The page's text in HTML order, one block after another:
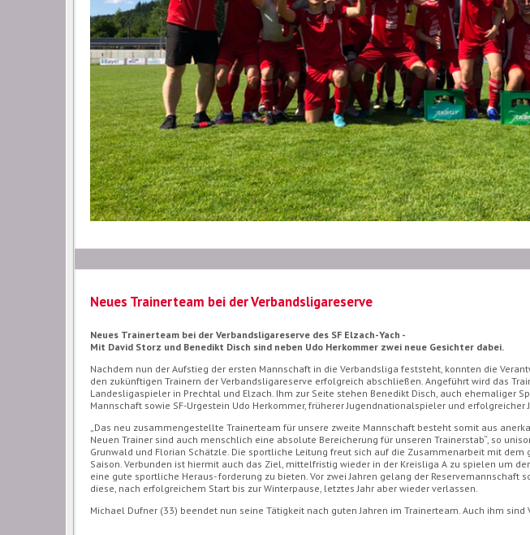
Neues Trainerteam bei der Verbandsligareserve
Neues Trainerteam bei der Verbandsligareserve des SF Elzach-Yach -
Mit David Storz und Benedikt Disch sind neben Udo Herkommer zwei neue Gesichter dabei.
Nachdem nun der Aufstieg der ersten Mannschaft in die Verbandsliga feststeht, konnten die
den zukünftigen Trainern der Verbandsligareserve erfolgreich abschließen. Angeführt wird das
Landesligaspieler in Prechtal und Elzach. Ihm zur Seite stehen Benedikt Disch, auch ehemaliger
Mannschaft sowie SF-Urgestein Udo Herkommer, früherer Jugendnationalspieler und erfolgreicher
„Das neu zusammengestellte Trainerteam für unsere zweite Mannschaft besteht somit aus
Neuen Trainer sind auch menschlich eine absolute Bereicherung für unseren Trainerstab“, so
Grunwald und Florian Schätzle. Die sportliche Leitung freut sich auf die Zusammenarbeit mit
Saison. Verbunden ist hiermit auch das Ziel, mittelfristig wieder in der Kreisliga A zu spielen um
eine gute sportliche Heraus- forderung zu bieten. Vor zwei Jahren gelang der Reservemannschaft
diese, nach erfolgreichem Start bis zur Winterpause, letztes Jahr aber wieder verlassen.
Michael Dufner (33) beendet nun seine Tätigkeit nach guten Jahren im Trainerteam. Auch ihm